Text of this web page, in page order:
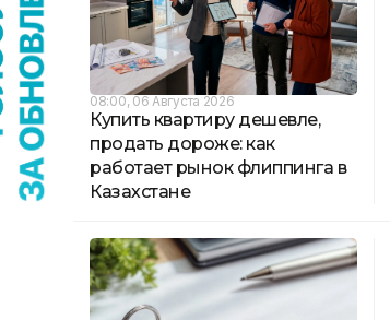
08:00, 06 Августа 2026
Купить квартиру дешевле,
продать дороже: как
работает рынок флиппинга в
Казахстане